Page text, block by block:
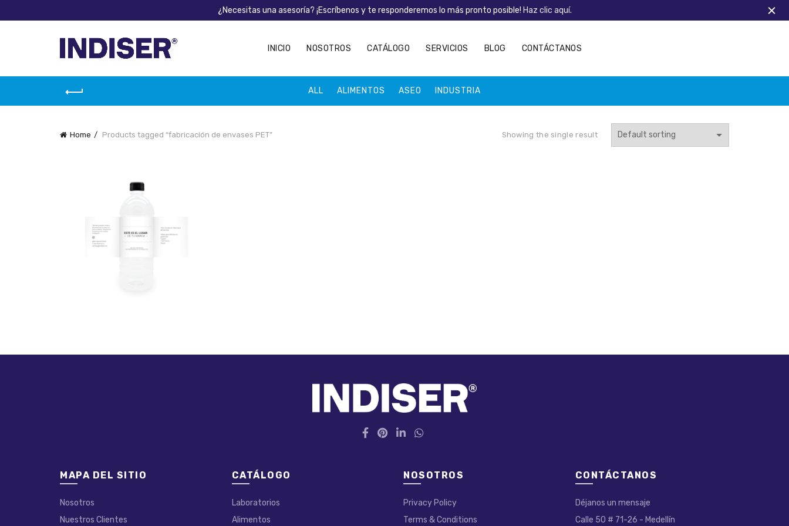
INICIO NOSOTROS CATÁLOGO SERVICIOS BLOG CONTÁCTANOS
ALL ALIMENTOS ASEO INDUSTRIA
Home Products tagged “fabricación de envases PET” Showing the single result
MAPA DEL SITIO
Nosotros
Nuestros Clientes
CATÁLOGO
Laboratorios
Alimentos
NOSOTROS
Privacy Policy
Terms & Conditions
CONTÁCTANOS
Déjanos un mensaje
Calle 50 # 71-26 - Medellín
¿Necesitas una asesoría? ¡Escríbenos y te responderemos lo más pronto posible! Haz clic aquí.